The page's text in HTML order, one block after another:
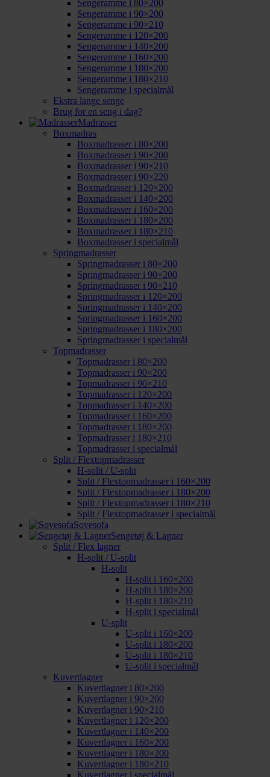
Sengeramme i 80×200
Sengeramme i 90×200
Sengeramme i 90×210
Sengeramme i 120×200
Sengeramme i 140×200
Sengeramme i 160×200
Sengeramme i 180×200
Sengeramme i 180×210
Sengeramme i specialmål
Ekstra lange senge
Brug for en seng i dag?
Madrasser
Boxmadras
Boxmadrasser i 80×200
Boxmadrasser i 90×200
Boxmadrasser i 90×210
Boxmadrasser i 90×220
Boxmadrasser i 120×200
Boxmadrasser i 140×200
Boxmadrasser i 160×200
Boxmadrasser i 180×200
Boxmadrasser i 180×210
Boxmadrasser i specialmål
Springmadrasser
Springmadrasser i 80×200
Springmadrasser i 90×200
Springmadrasser i 90×210
Springmadrasser i 120×200
Springmadrasser i 140×200
Springmadrasser i 160×200
Springmadrasser i 180×200
Springmadrasser i specialmål
Topmadrasser
Topmadrasser i 80×200
Topmadrasser i 90×200
Topmadrasser i 90×210
Topmadrasser i 120×200
Topmadrasser i 140×200
Topmadrasser i 160×200
Topmadrasser i 180×200
Topmadrasser i 180×210
Topmadrasser i specialmål
Split / Flextopmadrasser
H-split / U-split
Split / Flextopmadrasser i 160×200
Split / Flextopmadrasser i 180×200
Split / Flextopmadrasser i 180×210
Split / Flextopmadrasser i specialmål
Sovesofa
Sengetøj & Lagner
Split / Flex lagner
H-split / U-split
H-split
H-split i 160×200
H-split i 180×200
H-split i 180×210
H-split i specialmål
U-split
U-split i 160×200
U-split i 180×200
U-split i 180×210
U-split i specialmål
Kuvertlagner
Kuvertlagner i 80×200
Kuvertlagner i 90×200
Kuvertlagner i 90×210
Kuvertlagner i 120×200
Kuvertlagner i 140×200
Kuvertlagner i 160×200
Kuvertlagner i 180×200
Kuvertlagner i 180×210
Kuvertlagner i specialmål